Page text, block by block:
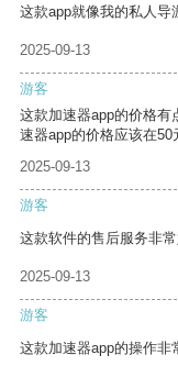
这款app就像我的私人导
2025-09-13
游客
这款加速器app的价格有
速器app的价格应该在50
2025-09-13
游客
这款软件的售后服务非
2025-09-13
游客
这款加速器app的操作非